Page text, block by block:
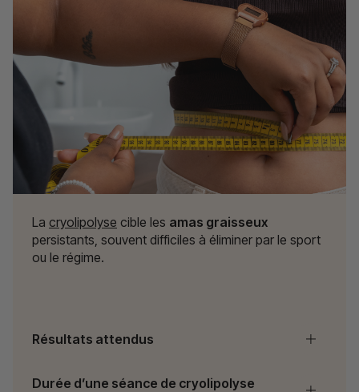
La cryolipolyse cible les amas graisseux
persistants, souvent difficiles à éliminer par le sport
ou le régime.
Résultats attendus
Durée d’une séance de cryolipolyse